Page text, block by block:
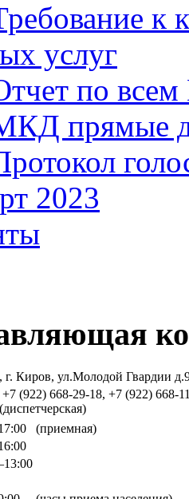
к
услуг
по
прямые
2023
г. Киров, ул.Молодой Гвардии
(922) 668-29-18, +7 (922) 668-
(приемная)